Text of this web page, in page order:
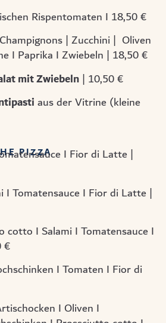
Rispentomaten I 18,50 €
Champignons | Zucchini | Oliven
I Paprika I Zwiebeln | 18,50 €
mit Zwiebeln| 10,50 €
aus der Vitrine (kleine
PIZZA
I Fior di Latte |
I Tomatensauce I Fior di Latte |
cotto I Salami I Tomatensauce I
€
I Tomaten I Fior di
I Oliven I